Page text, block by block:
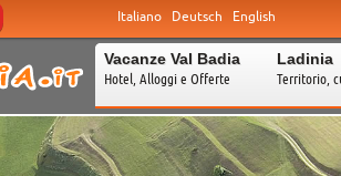
Italiano Deutsch English
Vacanze Val Badia
Hotel, Alloggi e Offerte
Ladinia
Territorio,